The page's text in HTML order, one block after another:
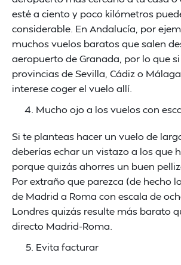
esté a ciento y poco kilómetros
considerable. En Andalucía, por
muchos vuelos baratos que salen
aeropuerto de Granada, por lo que
provincias de Sevilla, Cádiz o
interese coger el vuelo allí.
Mucho ojo a los vuelos con
Si te planteas hacer un vuelo de
deberías echar un vistazo a los que
porque quizás ahorres un buen
Por extraño que parezca (de hecho
de Madrid a Roma con escala de
Londres quizás resulte más barato
directo Madrid-Roma.
Evita facturar